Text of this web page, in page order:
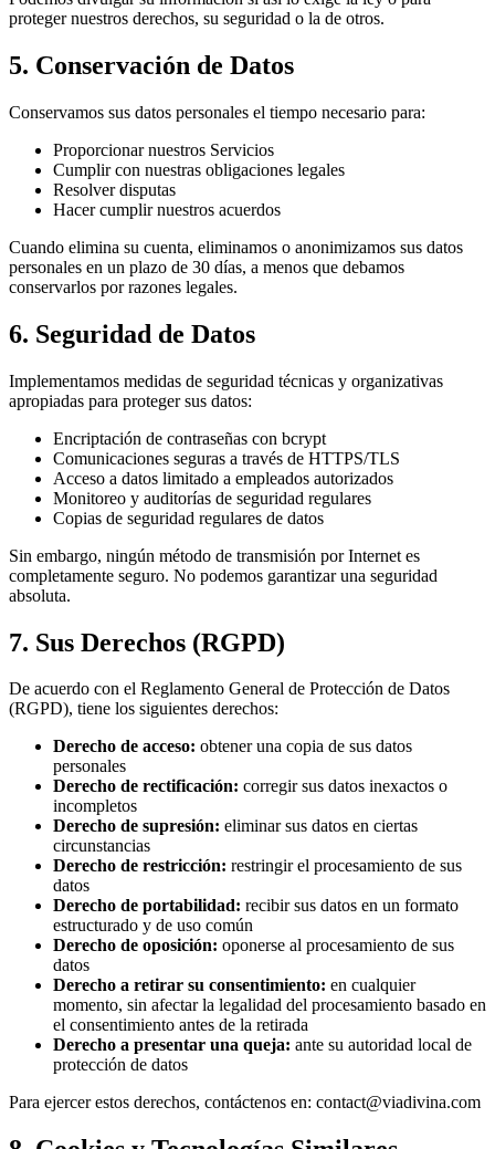
proteger nuestros derechos, su seguridad o la de otros.
5. Conservación de Datos
Conservamos sus datos personales el tiempo necesario para:
Proporcionar nuestros Servicios
Cumplir con nuestras obligaciones legales
Resolver disputas
Hacer cumplir nuestros acuerdos
Cuando elimina su cuenta, eliminamos o anonimizamos sus datos
personales en un plazo de 30 días, a menos que debamos
conservarlos por razones legales.
6. Seguridad de Datos
Implementamos medidas de seguridad técnicas y organizativas
apropiadas para proteger sus datos:
Encriptación de contraseñas con bcrypt
Comunicaciones seguras a través de HTTPS/TLS
Acceso a datos limitado a empleados autorizados
Monitoreo y auditorías de seguridad regulares
Copias de seguridad regulares de datos
Sin embargo, ningún método de transmisión por Internet es
completamente seguro. No podemos garantizar una seguridad
absoluta.
7. Sus Derechos (RGPD)
De acuerdo con el Reglamento General de Protección de Datos
(RGPD), tiene los siguientes derechos:
Derecho de acceso: obtener una copia de sus datos
personales
Derecho de rectificación: corregir sus datos inexactos o
incompletos
Derecho de supresión: eliminar sus datos en ciertas
circunstancias
Derecho de restricción: restringir el procesamiento de sus
datos
Derecho de portabilidad: recibir sus datos en un formato
estructurado y de uso común
Derecho de oposición: oponerse al procesamiento de sus
datos
Derecho a retirar su consentimiento: en cualquier
momento, sin afectar la legalidad del procesamiento basado en
el consentimiento antes de la retirada
Derecho a presentar una queja: ante su autoridad local de
protección de datos
Para ejercer estos derechos, contáctenos en: contact@viadivina.com